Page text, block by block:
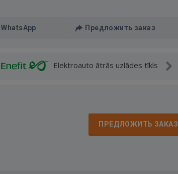
WhatsApp Предложить заказ
Elektroauto ātrās uzlādes tīkls
ПРЕДЛОЖИТЬ ЗАКАЗ